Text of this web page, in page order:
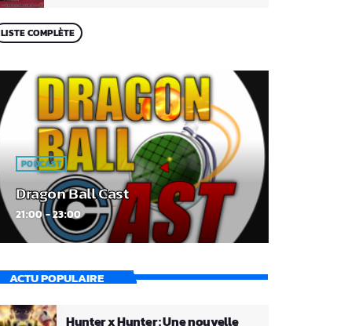
LISTE COMPLÈTE
PODCAST
Dragon Ball Cast
21:00 - 23:00
ACTU POPULAIRE
Hunter x Hunter : Une nouvelle